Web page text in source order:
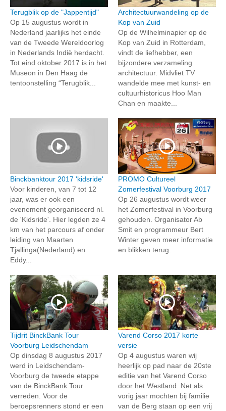
Terugblik op de "Jappentijd"
Op 15 augustus wordt in
Nederland jaarlijks het einde
van de Tweede Wereldoorlog
in Nederlands Indië herdacht.
Tot eind oktober 2017 is in het
Museon in Den Haag de
tentoonstelling “Terugblik...
Architectuurwandeling op de
Kop van Zuid
Op de Wilhelminapier op de
Kop van Zuid in Rotterdam,
vindt de liefhebber, een
bijzondere verzameling
architectuur. Midvliet TV
wandelde mee met kunst- en
cultuurhistoricus Hoo Man
Chan en maakte...
Binckbanktour 2017 'kidsride'
Voor kinderen, van 7 tot 12
jaar, was er ook een
evenement georganiseerd nl.
de 'Kidsride'. Hier legden ze 4
km van het parcours af onder
leiding van Maarten
Tjallinga(Nederland) en
Eddy...
PROMO Cultureel
Zomerfestival Voorburg 2017
Op 26 augustus wordt weer
het Zomerfestival in Voorburg
gehouden. Organisator Ab
Smit en programmeur Bert
Winter geven meer informatie
en blikken terug.
Tijdrit BinckBank Tour
Voorburg Leidschendam
Op dinsdag 8 augustus 2017
werd in Leidschendam-
Voorburg de tweede etappe
van de BinckBank Tour
verreden. Voor de
beroepsrenners stond er een
Varend Corso 2017 korte
versie
Op 4 augustus waren wij
heerlijk op pad naar de 20ste
editie van het Varend Corso
door het Westland. Net als
vorig jaar mochten bij familie
van de Berg staan op een vrij